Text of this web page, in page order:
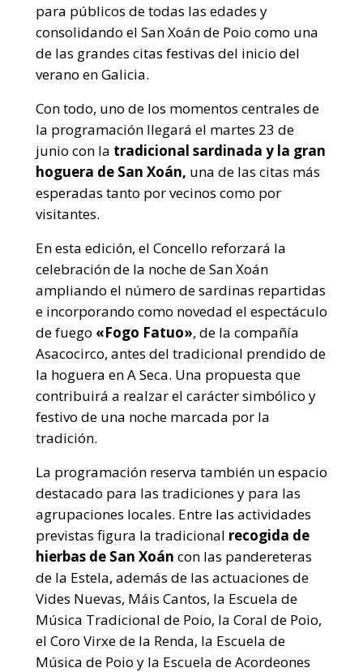
para públicos de todas las edades y
consolidando el San Xoán de Poio como una
de las grandes citas festivas del inicio del
verano en Galicia.
Con todo, uno de los momentos centrales de
la programación llegará el martes 23 de
junio con la tradicional sardinada y la gran
hoguera de San Xoán, una de las citas más
esperadas tanto por vecinos como por
visitantes.
En esta edición, el Concello reforzará la
celebración de la noche de San Xoán
ampliando el número de sardinas repartidas
e incorporando como novedad el espectáculo
de fuego «Fogo Fatuo», de la compañía
Asacocirco, antes del tradicional prendido de
la hoguera en A Seca. Una propuesta que
contribuirá a realzar el carácter simbólico y
festivo de una noche marcada por la
tradición.
La programación reserva también un espacio
destacado para las tradiciones y para las
agrupaciones locales. Entre las actividades
previstas figura la tradicional recogida de
hierbas de San Xoán con las pandereteras
de la Estela, además de las actuaciones de
Vides Nuevas, Máis Cantos, la Escuela de
Música Tradicional de Poio, la Coral de Poio,
el Coro Virxe de la Renda, la Escuela de
Música de Poio y la Escuela de Acordeones